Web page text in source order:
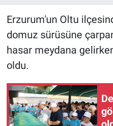
Erzurum'un Oltu
domuz sürüsüne
hasar meydana
oldu.